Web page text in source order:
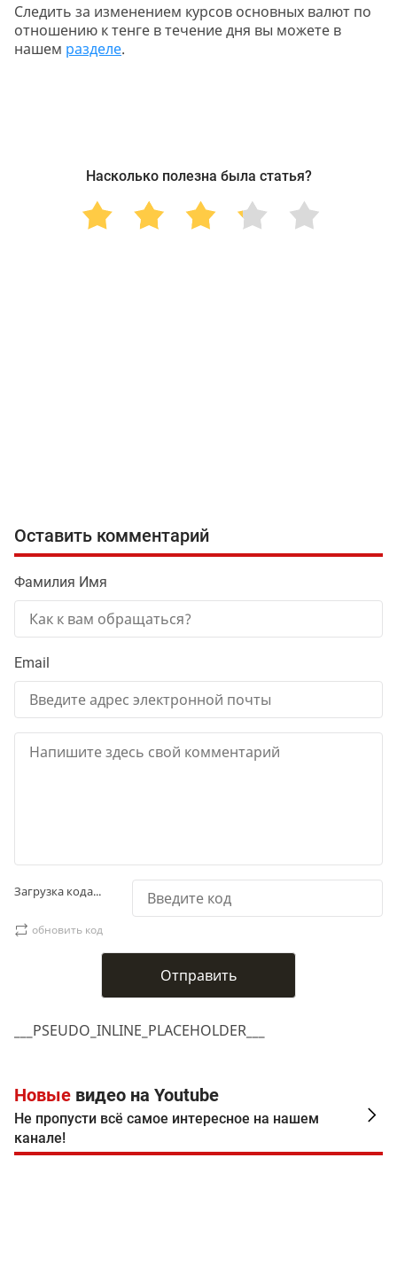
Следить за изменением курсов основных валют по
отношению к тенге в течение дня вы можете в
нашем разделе.
Насколько полезна была статья?
___PSEUDO_INLINE_PLACEHOLDER___
Оставить комментарий
Фамилия Имя
Email
Загрузка кода...
обновить код
Новые видео на Youtube
Не пропусти всё самое интересное на нашем
канале!